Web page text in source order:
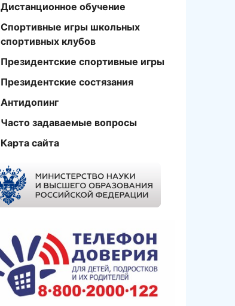
Дистанционное обучение
Спортивные игры школьных
спортивных клубов
Президентские спортивные игры
Президентские состязания
Антидопинг
Часто задаваемые вопросы
Карта сайта